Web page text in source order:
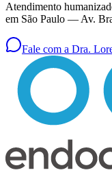
Atendimento
em São Paulo — Av.
Fale com a Dra.